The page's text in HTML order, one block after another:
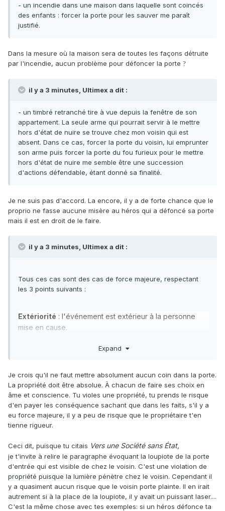
- un incendie dans une maison dans laquelle sont coincés
des enfants : forcer la porte pour les sauver me paraît
justifié.
Dans la mesure où la maison sera de toutes les façons détruite
par l'incendie, aucun problème pour défoncer la porte ?
il y a 3 minutes, Ultimex a dit :
- un timbré retranché tire à vue depuis la fenêtre de son
appartement. La seule arme qui pourrait servir à le mettre
hors d'état de nuire se trouve chez mon voisin qui est
absent. Dans ce cas, forcer la porte du voisin, lui emprunter
son arme puis forcer la porte du fou furieux pour le mettre
hors d'état de nuire me semble être une succession
d'actions défendable, étant donné sa finalité.
Je ne suis pas d'accord. La encore, il y a de forte chance que le
proprio ne fasse aucune misère au héros qui a défoncé sa porte
mais il est en droit de le faire.
il y a 3 minutes, Ultimex a dit :
Tous ces cas sont des cas de force majeure, respectant
les 3 points suivants :
Extériorité : l'événement est extérieur à la personne
mise en cause.
(dans la survenance de l'événement) :
préjudice.
Irrésistibilité (dans ses effets) : elle indique que
l'événement est insurmontable, celui-ci n'est ni un simple
empêchement ni une difficulté accrue (à honorer un
contrat par exemple).
Expand
Je crois qu'il ne faut mettre absolument aucun coin dans la porte.
La propriété doit être absolue. À chacun de faire ses choix en
âme et conscience. Tu violes une propriété, tu prends le risque
d'en payer les conséquence sachant que dans les faits, s'il y a
eu force majeure, il y a peu de risque que le propriétaire t'en
tienne rigueur.
Ceci dit, puisque tu citais Vers une Société sans État,
je t'invite à relire le paragraphe évoquant la loupiote de la porte
d'entrée qui est visible de chez le voisin. C'est une violation de
propriété puisque la lumière pénètre chez le voisin. Cependant il
y a quasiment aucun risque que le voisin porte plainte. Il en irait
autrement si à la place de la loupiote, il y avait un puissant laser....
C'est la même chose avec tes exemples: si un héros défonce ta